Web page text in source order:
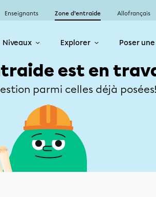
Enseignants Zone d’entraide Allofrançais
Niveaux Explorer Poser
est en
parmi celles déjà